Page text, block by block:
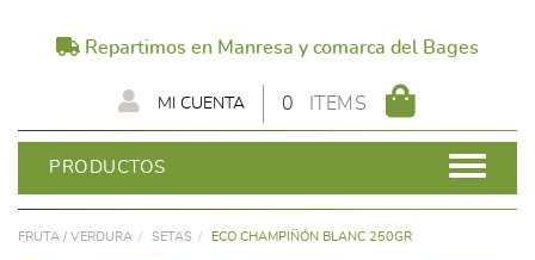
Repartimos en Manresa y comarca del Bages
0 ITEMS
MI CUENTA
PRODUCTOS
FRUTA / VERDURA SETAS ECO CHAMPIÑÓN BLANC 250GR